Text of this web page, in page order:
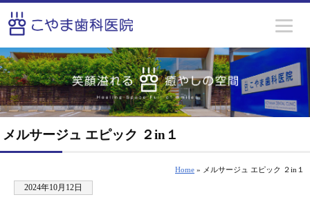
メルサージュ エピック ２in１
Home » メルサージュ エピック ２in１
2024年10月12日